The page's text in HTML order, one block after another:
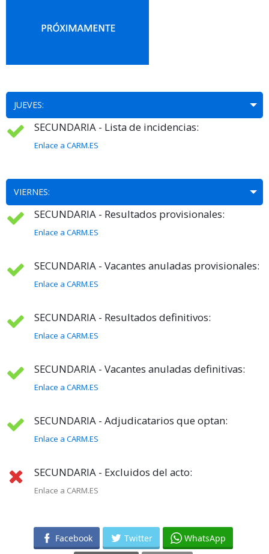
JUEVES:
SECUNDARIA - Lista de incidencias:
Enlace a CARM.ES
VIERNES:
SECUNDARIA - Resultados provisionales:
Enlace a CARM.ES
SECUNDARIA - Vacantes anuladas provisionales:
Enlace a CARM.ES
SECUNDARIA - Resultados definitivos:
Enlace a CARM.ES
SECUNDARIA - Vacantes anuladas definitivas:
Enlace a CARM.ES
SECUNDARIA - Adjudicatarios que optan:
Enlace a CARM.ES
SECUNDARIA - Excluidos del acto:
Enlace a CARM.ES
Facebook Twitter WhatsApp